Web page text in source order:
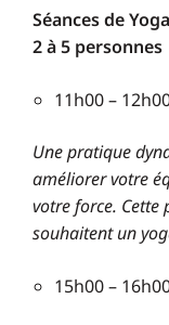
Séances de
2 à 5 personnes
11h00 –
Une pratique
améliorer votre
votre force. Cette
souhaitent un
15h00 –